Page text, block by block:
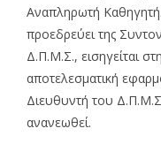
Αναπληρωτή
προεδρεύει της
Δ.Π.Μ.Σ., εισηγείται
αποτελεσματική
Διευθυντή του Δ.Π.Μ.Σ.
ανανεωθεί.